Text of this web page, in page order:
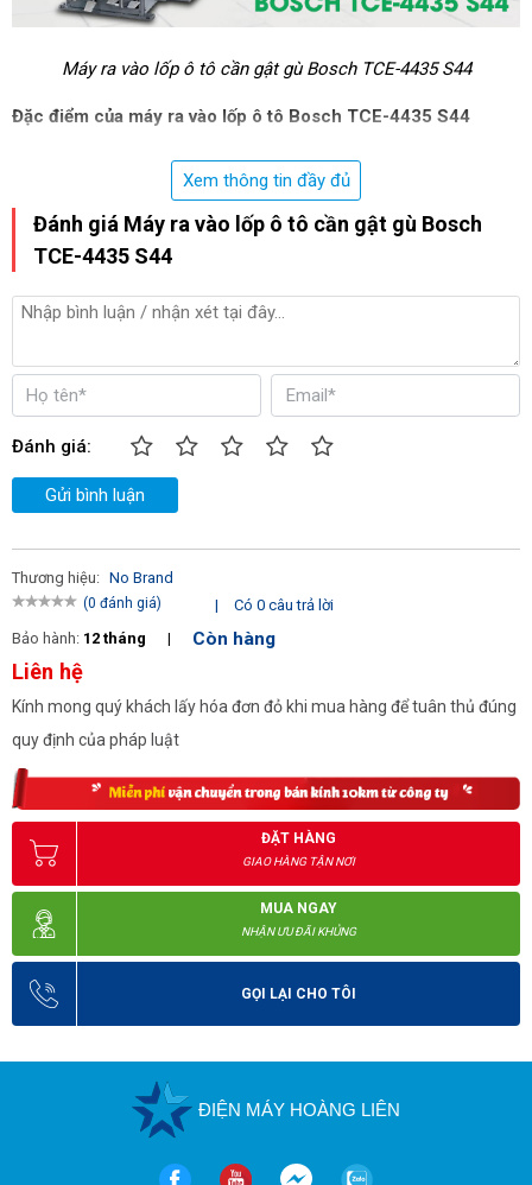
Máy ra vào lốp ô tô cần gật gù Bosch TCE-4435 S44
Đặc điểm của máy ra vào lốp ô tô Bosch TCE-4435 S44
máy tháo lốp ô tônày được trang bị cần gật gù tiện
dụng, giúp dễ dàng đặt lốp xe to và nặng lên mâm.
- Chân chấu kẹp được trang bị hệ thống bơm lốp không săm.
-Bosch TCE-4435 S44còn được trang bị tay hỗ trợ tì đè
4435 S44
- Mô tơ chạy êm, bền bỉ, không gây ra tiếng ồn lớn, ảnh hưởng
Xem thông tin đầy đủ
Đánh giá Máy ra vào lốp ô tô cần gật gù Bosch
TCE-4435 S44
Đánh giá:
Gửi bình luận
Thương hiệu: No Brand
(0 đánh giá) |
Có 0 câu trả lời
Bảo hành: 12 tháng | Còn hàng
Liên hệ
Kính mong quý khách lấy hóa đơn đỏ khi mua hàng để tuân thủ đúng
quy định của pháp luật
ĐẶT HÀNG
GIAO HÀNG TẬN NƠI
MUA NGAY
NHẬN ƯU ĐÃI KHỦNG
GỌI LẠI CHO TÔI
ĐIỆN MÁY HOÀNG LIÊN